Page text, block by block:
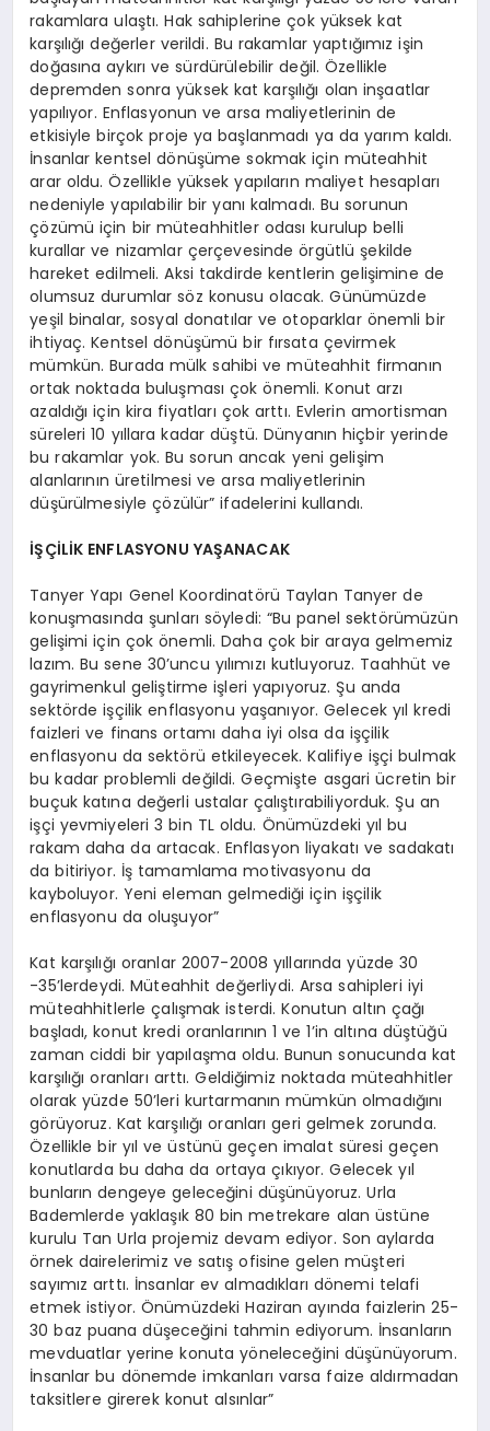
rakamlara ulaştı. Hak sahiplerine çok yüksek kat
karşılığı değerler verildi. Bu rakamlar yaptığımız işin
doğasına aykırı ve sürdürülebilir değil. Özellikle
depremden sonra yüksek kat karşılığı olan inşaatlar
yapılıyor. Enflasyonun ve arsa maliyetlerinin de
etkisiyle birçok proje ya başlanmadı ya da yarım kaldı.
İnsanlar kentsel dönüşüme sokmak için müteahhit
arar oldu. Özellikle yüksek yapıların maliyet hesapları
nedeniyle yapılabilir bir yanı kalmadı. Bu sorunun
çözümü için bir müteahhitler odası kurulup belli
kurallar ve nizamlar çerçevesinde örgütlü şekilde
hareket edilmeli. Aksi takdirde kentlerin gelişimine de
olumsuz durumlar söz konusu olacak. Günümüzde
yeşil binalar, sosyal donatılar ve otoparklar önemli bir
ihtiyaç. Kentsel dönüşümü bir fırsata çevirmek
mümkün. Burada mülk sahibi ve müteahhit firmanın
ortak noktada buluşması çok önemli. Konut arzı
azaldığı için kira fiyatları çok arttı. Evlerin amortisman
süreleri 10 yıllara kadar düştü. Dünyanın hiçbir yerinde
bu rakamlar yok. Bu sorun ancak yeni gelişim
alanlarının üretilmesi ve arsa maliyetlerinin
düşürülmesiyle çözülür” ifadelerini kullandı.
İŞÇİLİK ENFLASYONU YAŞANACAK
Tanyer Yapı Genel Koordinatörü Taylan Tanyer de
konuşmasında şunları söyledi: “Bu panel sektörümüzün
gelişimi için çok önemli. Daha çok bir araya gelmemiz
lazım. Bu sene 30’uncu yılımızı kutluyoruz. Taahhüt ve
gayrimenkul geliştirme işleri yapıyoruz. Şu anda
sektörde işçilik enflasyonu yaşanıyor. Gelecek yıl kredi
faizleri ve finans ortamı daha iyi olsa da işçilik
enflasyonu da sektörü etkileyecek. Kalifiye işçi bulmak
bu kadar problemli değildi. Geçmişte asgari ücretin bir
buçuk katına değerli ustalar çalıştırabiliyorduk. Şu an
işçi yevmiyeleri 3 bin TL oldu. Önümüzdeki yıl bu
rakam daha da artacak. Enflasyon liyakatı ve sadakatı
da bitiriyor. İş tamamlama motivasyonu da
kayboluyor. Yeni eleman gelmediği için işçilik
enflasyonu da oluşuyor”
Kat karşılığı oranlar 2007-2008 yıllarında yüzde 30
-35’lerdeydi. Müteahhit değerliydi. Arsa sahipleri iyi
müteahhitlerle çalışmak isterdi. Konutun altın çağı
başladı, konut kredi oranlarının 1 ve 1’in altına düştüğü
zaman ciddi bir yapılaşma oldu. Bunun sonucunda kat
karşılığı oranları arttı. Geldiğimiz noktada müteahhitler
olarak yüzde 50’leri kurtarmanın mümkün olmadığını
görüyoruz. Kat karşılığı oranları geri gelmek zorunda.
Özellikle bir yıl ve üstünü geçen imalat süresi geçen
konutlarda bu daha da ortaya çıkıyor. Gelecek yıl
bunların dengeye geleceğini düşünüyoruz. Urla
Bademlerde yaklaşık 80 bin metrekare alan üstüne
kurulu Tan Urla projemiz devam ediyor. Son aylarda
örnek dairelerimiz ve satış ofisine gelen müşteri
sayımız arttı. İnsanlar ev almadıkları dönemi telafi
etmek istiyor. Önümüzdeki Haziran ayında faizlerin 25-
30 baz puana düşeceğini tahmin ediyorum. İnsanların
mevduatlar yerine konuta yöneleceğini düşünüyorum.
İnsanlar bu dönemde imkanları varsa faize aldırmadan
taksitlere girerek konut alsınlar”